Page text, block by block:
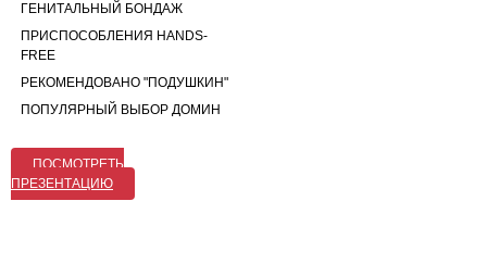
ГЕНИТАЛЬНЫЙ БОНДАЖ
ПРИСПОСОБЛЕНИЯ HANDS-
FREE
РЕКОМЕНДОВАНО "ПОДУШКИН"
ПОПУЛЯРНЫЙ ВЫБОР ДОМИН
ПОСМОТРЕТЬ
ПРЕЗЕНТАЦИЮ